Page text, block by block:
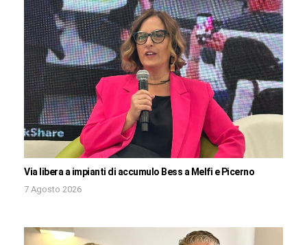
Via libera a impianti di accumulo Bess a Melfi e Picerno
7 Agosto 2026